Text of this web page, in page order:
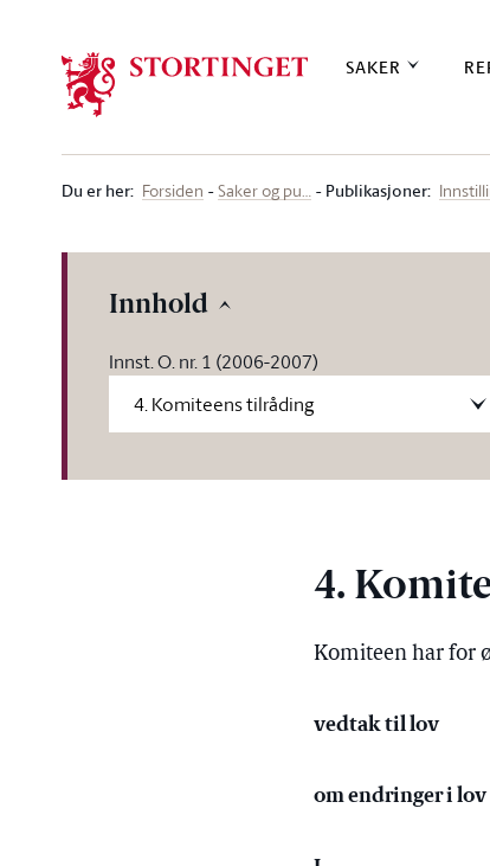
SAKER
Du er her: Forsiden Saker og pu… Publikasjoner:
Innhold
Innst. O. nr. 1 (2006-2007)
4.
Komiteen har for
vedtak til lov
om endringer i